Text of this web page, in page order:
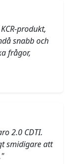
produkt,
snabb och
frågor,
2.0 CDTI.
smidigare att